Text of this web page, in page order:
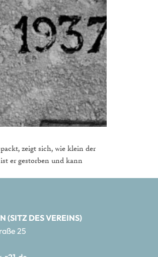
zeigt sich, wie klein der
er gestorben und kann
(SITZ DES VEREINS)
25